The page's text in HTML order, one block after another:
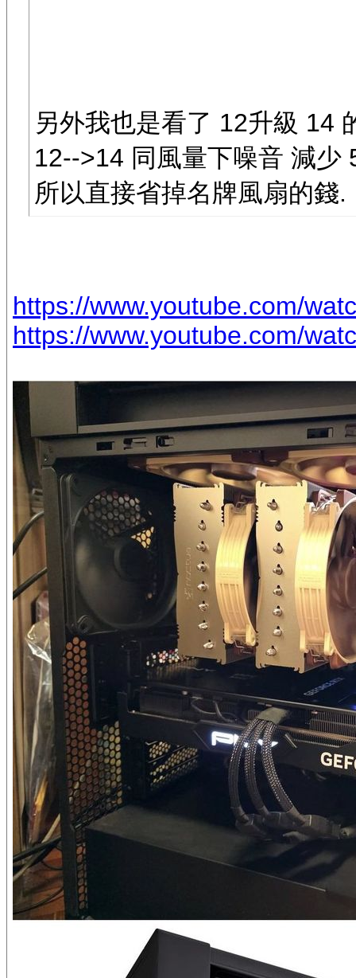
另外我也是看了 12升級 14
12-->14 同風量下噪音 減少
所以直接省掉名牌風扇的錢.
https://www.youtube.com/
https://www.youtube.com/